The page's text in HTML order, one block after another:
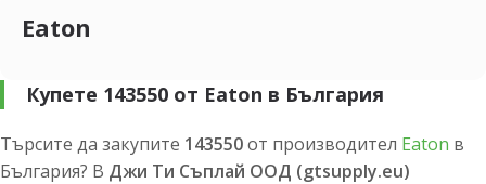
Eaton
Купете 143550 от Eaton в България
Търсите да закупите 143550от производител Eaton в
България? В Джи Ти Съплай ООД (gtsupply.eu)